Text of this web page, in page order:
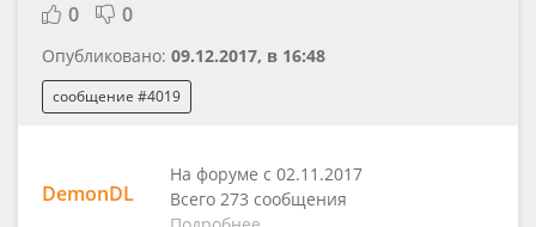
0 0
Опубликовано: 09.12.2017, в 16:48
сообщение #4019
DemonDL
На форуме с 02.11.2017
Всего 273 сообщения